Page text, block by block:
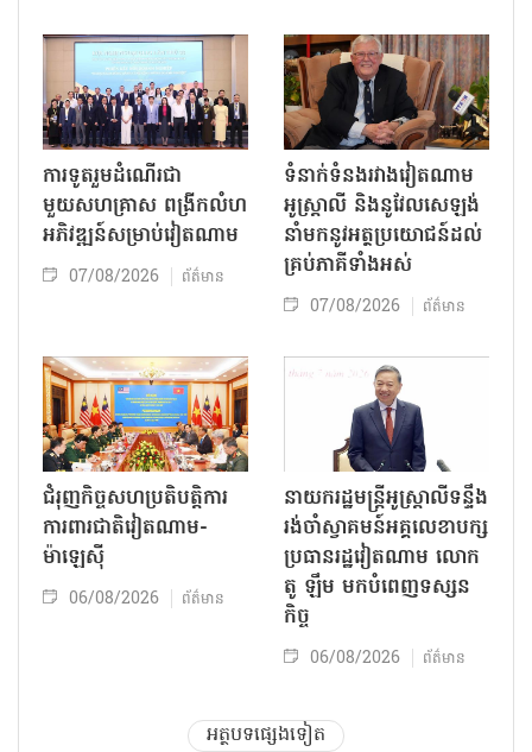
ការទូតរួមដំណើរជា
មួយសហគ្រាស ពង្រីកលំហ
អភិវឌ្ឍន៍សម្រាប់វៀតណាម
07/08/2026 ព័ត៌មាន
ទំនាក់ទំនងរវាងវៀតណាម
អូស្ត្រាលី និងនូវែលសេឡង់
នាំមកនូវអត្ថប្រយោជន៍ដល់
គ្រប់ភាគីទាំងអស់
07/08/2026 ព័ត៌មាន
ជំរុញកិច្ចសហប្រតិបត្តិការ
ការពារជាតិវៀតណាម-
ម៉ាឡេស៊ី
06/08/2026 ព័ត៌មាន
នាយករដ្ឋមន្ត្រីអូស្ត្រាលីទន្ទឹង
រង់ចាំស្វាគមន៍អគ្គលេខាបក្ស
ប្រធានរដ្ឋវៀតណាម លោក
តូ ឡឹម មកបំពេញទស្សន
កិច្ច
06/08/2026 ព័ត៌មាន
អត្ថបទផ្សេងទៀត